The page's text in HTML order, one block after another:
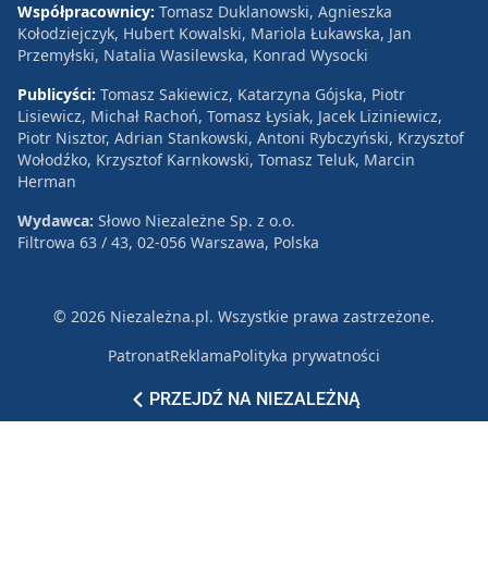
PRZEJDŹ NA NIEZALEŻNĄ
Współpracownicy: Tomasz Duklanowski, Agnieszka
Kołodziejczyk, Hubert Kowalski, Mariola Łukawska, Jan
Przemyłski, Natalia Wasilewska, Konrad Wysocki
Publicyści: Tomasz Sakiewicz, Katarzyna Gójska, Piotr
Lisiewicz, Michał Rachoń, Tomasz Łysiak, Jacek Liziniewicz,
Piotr Nisztor, Adrian Stankowski, Antoni Rybczyński, Krzysztof
Wołodźko, Krzysztof Karnkowski, Tomasz Teluk, Marcin
Herman
Wydawca: Słowo Niezależne Sp. z o.o.
Filtrowa 63 / 43, 02-056 Warszawa, Polska
© 2026 Niezależna.pl. Wszystkie prawa zastrzeżone.
PatronatReklamaPolityka prywatności